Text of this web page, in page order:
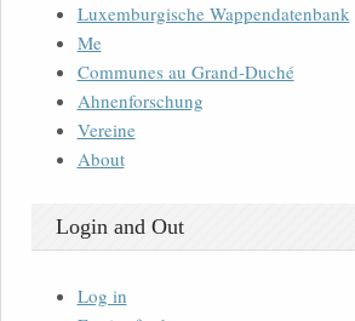
Luxemburgische Wappendatenbank
Me
Communes au Grand-Duché
Ahnenforschung
Vereine
About
Login and Out
Log in